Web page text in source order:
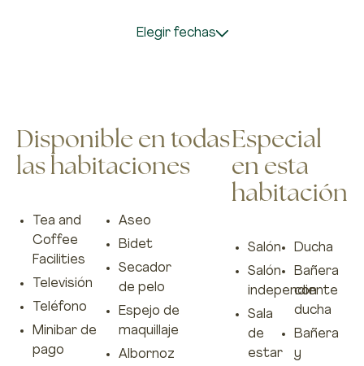
Elegir fechas
Especial
en esta
habitación
Salón
Salón
independiente
Sala
de
estar
Ducha
Bañera
con
ducha
Bañera
y
Disponible en todas
las habitaciones
Tea and
Coffee
Facilities
Televisión
Teléfono
Minibar de
pago
Aseo
Bidet
Secador
de pelo
Espejo de
maquillaje
Albornoz